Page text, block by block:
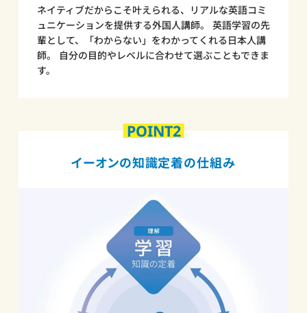
ネイティブだからこそ叶えられる、リアルな英語コミ
ュニケーションを提供する外国人講師。 英語学習の先
輩として、「わからない」をわかってくれる日本人講
師。 自分の目的やレベルに合わせて選ぶこともできま
す。
POINT2
イーオンの知識定着の仕組み